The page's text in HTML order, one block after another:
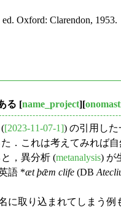
ed. Oxford: Clarendon, 1953.
る [name_project][
[2023-11-07-1]) の引用し
．これは考えてみれば
，異分析 (metanalysis) が
語 *æt þǣm clife (DB
に取り込まれてしまう例